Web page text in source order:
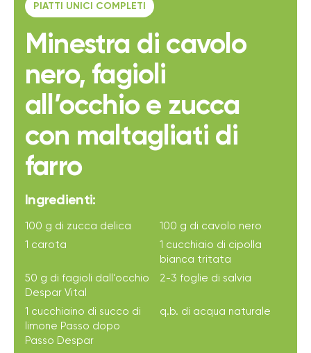
PIATTI UNICI COMPLETI
Minestra di cavolo
nero, fagioli
all’occhio e zucca
con maltagliati di
farro
Ingredienti:
100 g di zucca delica
100 g di cavolo nero
1 carota
1 cucchiaio di cipolla
bianca tritata
50 g di fagioli dall'occhio
Despar Vital
2-3 foglie di salvia
1 cucchiaino di succo di
limone Passo dopo
Passo Despar
q.b. di acqua naturale